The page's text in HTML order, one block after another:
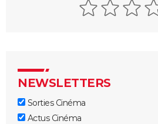
NEWSLETTERS
Sorties Cinéma
Actus Cinéma